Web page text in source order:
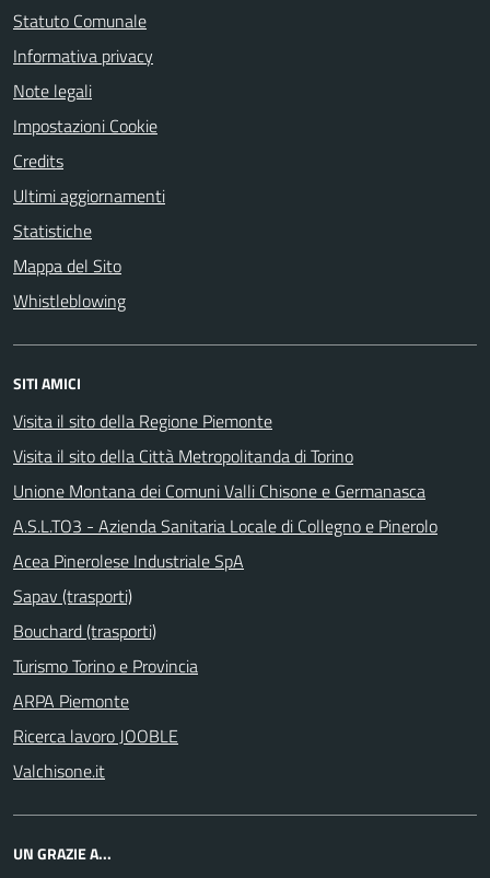
Statuto Comunale
Informativa privacy
Note legali
Impostazioni Cookie
Credits
Ultimi aggiornamenti
Statistiche
Mappa del Sito
Whistleblowing
SITI AMICI
Visita il sito della Regione Piemonte
Visita il sito della Città Metropolitanda di Torino
Unione Montana dei Comuni Valli Chisone e Germanasca
A.S.L.TO3 - Azienda Sanitaria Locale di Collegno e Pinerolo
Acea Pinerolese Industriale SpA
Sapav (trasporti)
Bouchard (trasporti)
Turismo Torino e Provincia
ARPA Piemonte
Ricerca lavoro JOOBLE
Valchisone.it
UN GRAZIE A...